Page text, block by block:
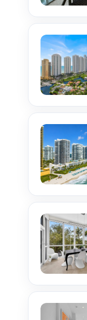
Clique
Miami +1